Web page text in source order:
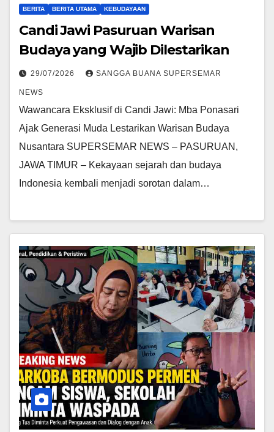
BERITA BERITA UTAMA KEBUDAYAAN
Candi Jawi Pasuruan Warisan
Budaya yang Wajib Dilestarikan
29/07/2026 SANGGA BUANA SUPERSEMAR
NEWS
Wawancara Eksklusif di Candi Jawi: Mba Ponasari
Ajak Generasi Muda Lestarikan Warisan Budaya
Nusantara SUPERSEMAR NEWS – PASURUAN,
JAWA TIMUR – Kekayaan sejarah dan budaya
Indonesia kembali menjadi sorotan dalam…